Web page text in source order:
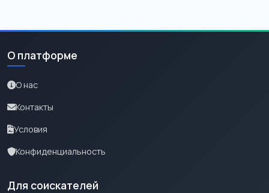
О платформе
О нас
Контакты
Условия
Конфиденциальность
Для соискателей